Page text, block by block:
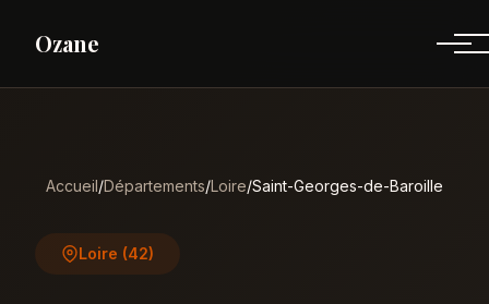
Ozane
Accueil/Départements/Loire/Saint-Georges-de-Baroille
Loire (42)